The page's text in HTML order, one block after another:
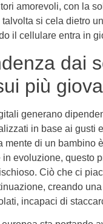
amorevoli, con la
talvolta si cela dietro
il cellulare entra in
dai
più
generano
in base ai gusti
mente di un bambino
in evoluzione, questo
Ciò che ci
creando
incapaci di